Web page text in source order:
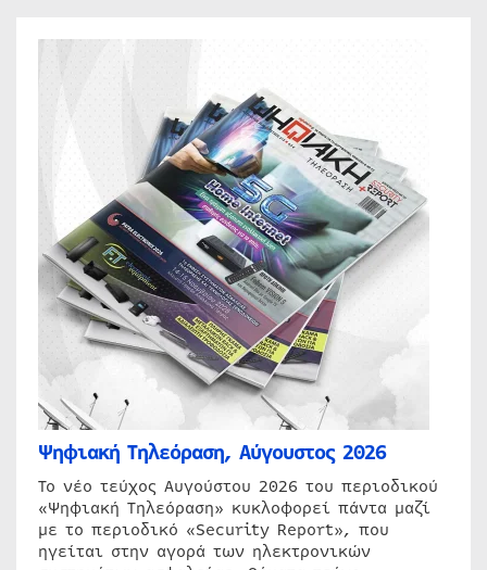
Ψηφιακή Τηλεόραση, Αύγουστος 2026
Το νέο τεύχος Αυγούστου 2026 του περιοδικού
«Ψηφιακή Τηλεόραση» κυκλοφορεί πάντα μαζί
με το περιοδικό «Security Report», που
ηγείται στην αγορά των ηλεκτρονικών